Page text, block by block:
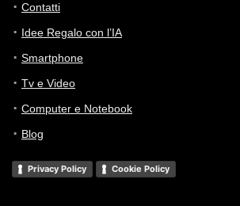
Contatti
Idee Regalo con l’IA
Smartphone
Tv e Video
Computer e Notebook
Blog
Privacy Policy Cookie Policy